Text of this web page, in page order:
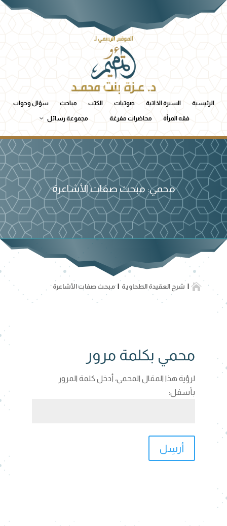
الرئيسية السيرة الذاتية صوتيات الكتب مباحث سؤال وجواب
فقه المرأة محاضرات مفرغة مجموعة رسائل
محمي: مبحث صفات الأشاعرة
 شرح العقيدة الطحاوية مبحث صفات الأشاعرة
محمي بكلمة مرور
لرؤية هذا المقال المحمي، أدخل كلمة المرور
بأسفل:
أرسِل